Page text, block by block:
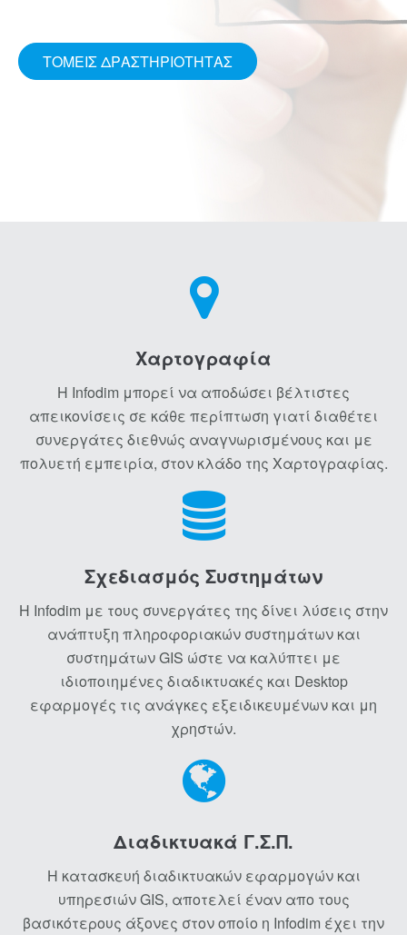
ΤΟΜΕΊΣ ΔΡΑΣΤΗΡΙΌΤΗΤΑΣ
Χαρτογραφία
Η Infodim μπορεί να αποδώσει βέλτιστες
απεικονίσεις σε κάθε περίπτωση γιατί διαθέτει
συνεργάτες διεθνώς αναγνωρισμένους και με
πολυετή εμπειρία, στον κλάδο της Χαρτογραφίας.
Σχεδιασμός Συστημάτων
Η Infodim με τους συνεργάτες της δίνει λύσεις στην
ανάπτυξη πληροφοριακών συστημάτων και
συστημάτων GIS ώστε να καλύπτει με
ιδιοποιημένες διαδικτυακές και Desktop
εφαρμογές τις ανάγκες εξειδικευμένων και μη
χρηστών.
Διαδικτυακά Γ.Σ.Π.
Η κατασκευή διαδικτυακών εφαρμογών και
υπηρεσιών GIS, αποτελεί έναν απο τους
βασικότερους άξονες στον οποίο η Infodim έχει την